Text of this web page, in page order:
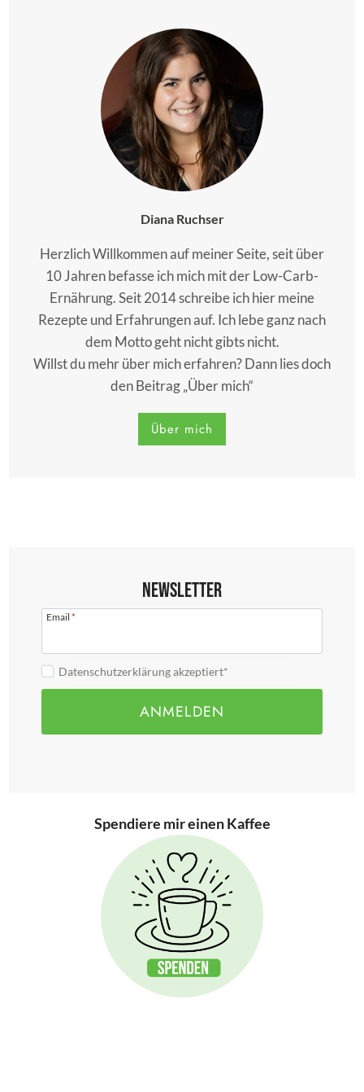
Diana Ruchser
Herzlich Willkommen auf meiner Seite, seit über
10 Jahren befasse ich mich mit der Low-Carb-
Ernährung. Seit 2014 schreibe ich hier meine
Rezepte und Erfahrungen auf. Ich lebe ganz nach
dem Motto geht nicht gibts nicht.
Willst du mehr über mich erfahren? Dann lies doch
den Beitrag „Über mich“
Über mich
Newsletter
Email *
Datenschutzerklärung akzeptiert*
ANMELDEN
Spendiere mir einen Kaffee